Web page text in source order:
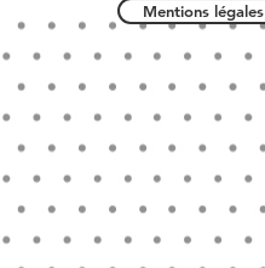
Mentions légales